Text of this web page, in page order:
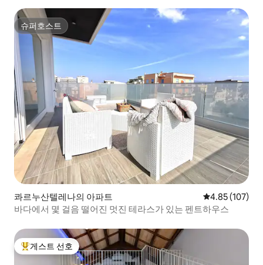
슈퍼호스트
슈퍼호스트
콰르누산텔레나의 아파트 평점 4.85점(5
4.85 (107)
바다에서 몇 걸음 떨어진 멋진 테라스가 있는 펜트하우스
상위 게스트 선호
게스트 선호